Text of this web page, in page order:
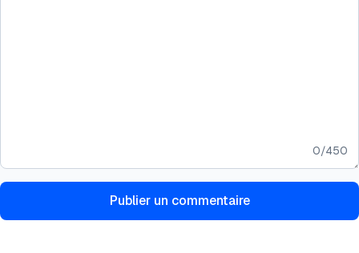
0/450
Publier un commentaire